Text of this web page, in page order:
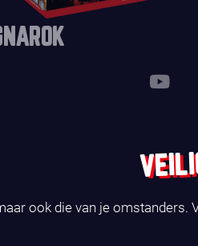
ook die van je